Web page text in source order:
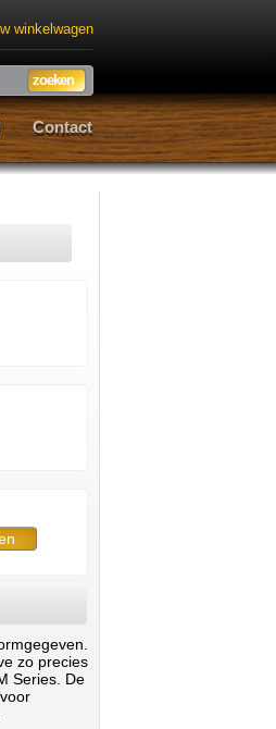
winkelwagen
Contact
Contact
zo precies
Series. De